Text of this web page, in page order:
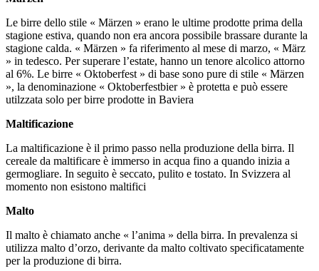
Le birre dello stile « Märzen » erano le ultime prodotte prima della
stagione estiva, quando non era ancora possibile brassare durante la
stagione calda. « Märzen » fa riferimento al mese di marzo, « März
» in tedesco. Per superare l’estate, hanno un tenore alcolico attorno
al 6%. Le birre « Oktoberfest » di base sono pure di stile « Märzen
», la denominazione « Oktoberfestbier » è protetta e può essere
utilzzata solo per birre prodotte in Baviera
Maltificazione
La maltificazione è il primo passo nella produzione della birra. Il
cereale da maltificare è immerso in acqua fino a quando inizia a
germogliare. In seguito è seccato, pulito e tostato. In Svizzera al
momento non esistono maltifici
Malto
Il malto è chiamato anche « l’anima » della birra. In prevalenza si
utilizza malto d’orzo, derivante da malto coltivato specificatamente
per la produzione di birra.